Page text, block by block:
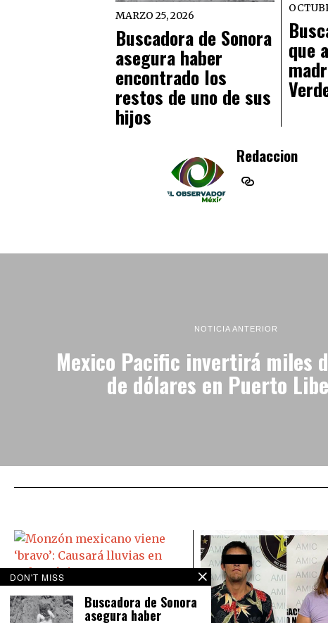
MARZO 25, 2026
Buscadora de Sonora
asegura haber
encontrado los
restos de uno de sus
hijos
que
Redaccion
NOTICIA ANTERIOR
Mexico Pacific invertirá miles
de dólares en Puerto
Monzón mexicano viene ‘bravo’:
Causará lluvias en todo México
DON'T MISS
Buscadora de Sonora
asegura haber